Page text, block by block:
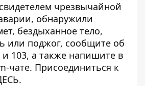
чрезвычайной
обнаружили
бездыханное тело,
или поджог, сообщите об
и 103, а также напишите в
чате. Присоединиться к
.